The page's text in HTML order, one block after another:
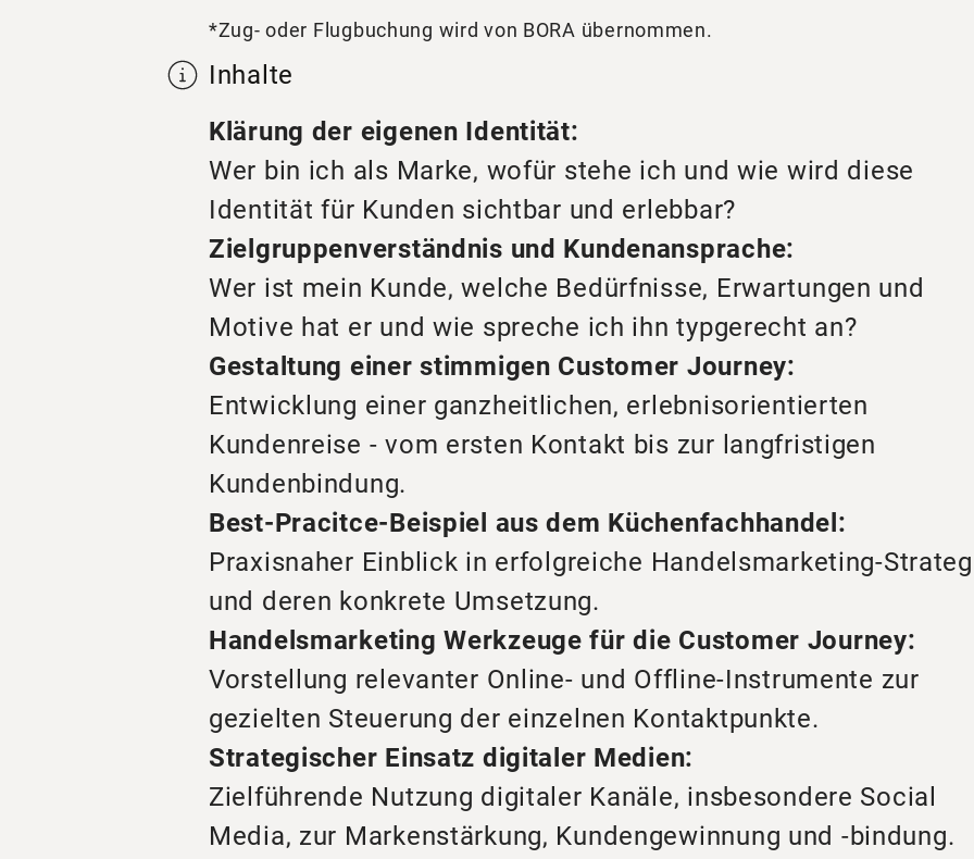
*Zug- oder Flugbuchung wird von BORA übernommen.
Inhalte
Klärung der eigenen Identität:
Wer bin ich als Marke, wofür stehe ich und wie wird diese
Identität für Kunden sichtbar und erlebbar?
Zielgruppenverständnis und Kundenansprache:
Wer ist mein Kunde, welche Bedürfnisse, Erwartungen und
Motive hat er und wie spreche ich ihn typgerecht an?
Gestaltung einer stimmigen Customer Journey:
Entwicklung einer ganzheitlichen, erlebnisorientierten
Kundenreise - vom ersten Kontakt bis zur langfristigen
Kundenbindung.
Best-Pracitce-Beispiel aus dem Küchenfachhandel:
Praxisnaher Einblick in erfolgreiche Handelsmarketing-
und deren konkrete Umsetzung.
Handelsmarketing Werkzeuge für die Customer Journey:
Vorstellung relevanter Online- und Offline-Instrumente zur
gezielten Steuerung der einzelnen Kontaktpunkte.
Strategischer Einsatz digitaler Medien:
Zielführende Nutzung digitaler Kanäle, insbesondere Social
Media, zur Markenstärkung, Kundengewinnung und -bindung.